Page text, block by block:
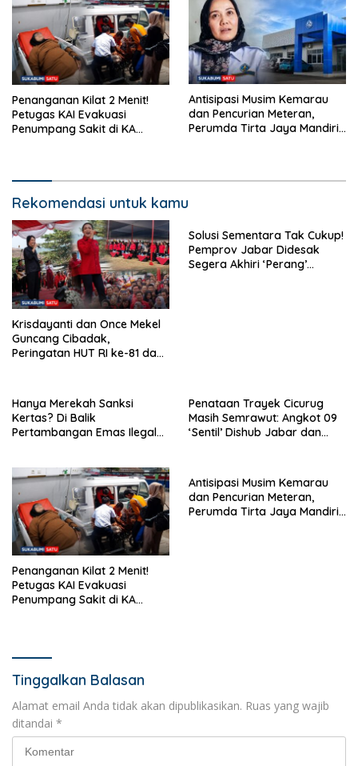
Penanganan Kilat 2 Menit!
Petugas KAI Evakuasi
Penumpang Sakit di KA
Antisipasi Musim Kemarau
dan Pencurian Meteran,
Perumda Tirta Jaya Mandiri
Rekomendasi untuk kamu
Krisdayanti dan Once Mekel
Guncang Cibadak,
Peringatan HUT RI ke-81 dan
Solusi Sementara Tak Cukup!
Pemprov Jabar Didesak
Segera Akhiri ‘Perang’
Hanya Merekah Sanksi
Kertas? Di Balik
Pertambangan Emas Ilegal
Penataan Trayek Cicurug
Masih Semrawut: Angkot 09
‘Sentil’ Dishub Jabar dan
Penanganan Kilat 2 Menit!
Petugas KAI Evakuasi
Penumpang Sakit di KA
Antisipasi Musim Kemarau
dan Pencurian Meteran,
Perumda Tirta Jaya Mandiri
Tinggalkan Balasan
Alamat email Anda tidak akan dipublikasikan. Ruas yang wajib
ditandai *